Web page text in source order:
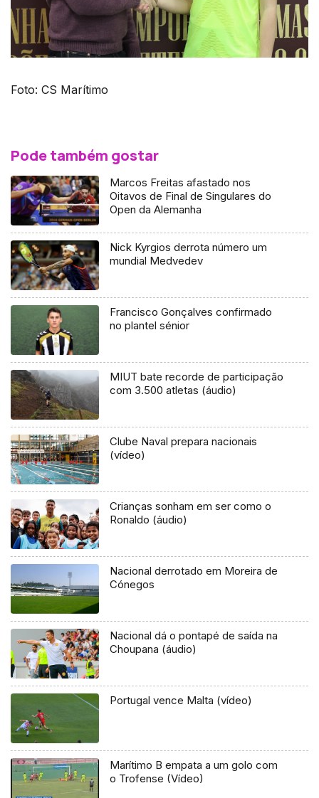
Foto: CS Marítimo
Pode também gostar
Marcos Freitas afastado nos
Oitavos de Final de Singulares do
Open da Alemanha
Nick Kyrgios derrota número um
mundial Medvedev
Francisco Gonçalves confirmado
no plantel sénior
MIUT bate recorde de participação
com 3.500 atletas (áudio)
Clube Naval prepara nacionais
(vídeo)
Crianças sonham em ser como o
Ronaldo (áudio)
Nacional derrotado em Moreira de
Cónegos
Nacional dá o pontapé de saída na
Choupana (áudio)
Portugal vence Malta (vídeo)
Marítimo B empata a um golo com
o Trofense (Vídeo)